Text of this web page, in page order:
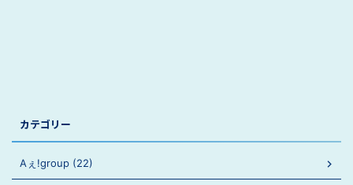
カテゴリー
Aぇ!group (22)